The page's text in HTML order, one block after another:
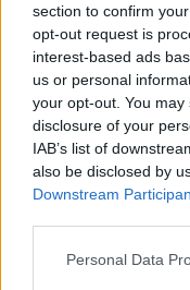
section to confirm
opt-out request is
interest-based ads
us or personal
your opt-out. You
disclosure of your
IAB’s list of
also be disclosed by
Downstream
Please note that this
Personal Data